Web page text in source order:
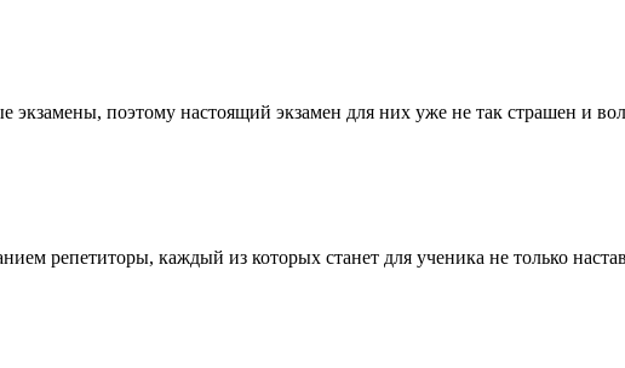
экзамены, поэтому настоящий экзамен для них уже не так страшен и
репетиторы, каждый из которых станет для ученика не только